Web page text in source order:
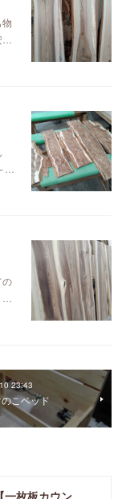
…
の
23:43
こベッド